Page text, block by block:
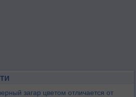
загар цветом отличается от